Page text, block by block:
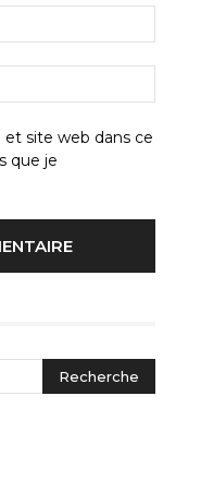
site web dans ce
que je